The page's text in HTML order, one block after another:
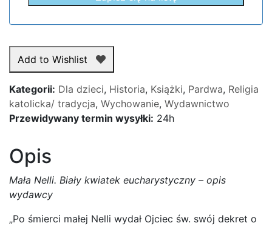
Add to Wishlist
Kategorii: Dla dzieci, Historia, Książki, Pardwa, Religia
katolicka/ tradycja, Wychowanie, Wydawnictwo
Przewidywany termin wysyłki: 24h
Opis
Mała Nelli. Biały kwiatek eucharystyczny – opis
wydawcy
„Po śmierci małej Nelli wydał Ojciec św. swój dekret o